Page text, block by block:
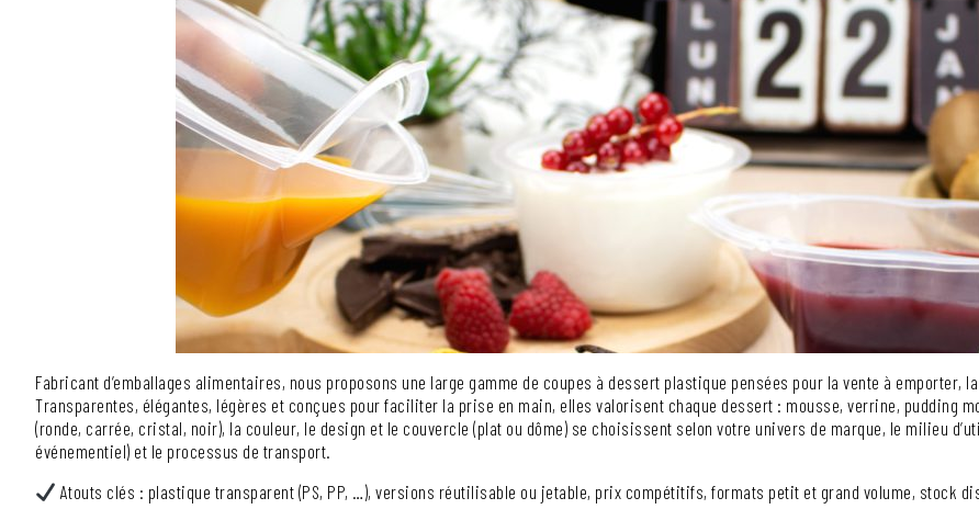
Fabricant d’emballages alimentaires, nous proposons une large gamme de coupes à dessert plastique pensées pour la vente à emporter,
Transparentes, élégantes, légères et conçues pour faciliter la prise en main, elles valorisent chaque dessert : mousse, verrine, pudding
(ronde, carrée, cristal, noir), la couleur, le design et le couvercle (plat ou dôme) se choisissent selon votre univers de marque, le milieu
événementiel) et le processus de transport.
Atouts clés : plastique transparent (PS, PP, …), versions réutilisable ou jetable, prix compétitifs, formats petit et grand volume, stock